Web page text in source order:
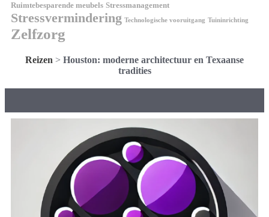
Ruimtebesparende meubels Stressmanagement
Stressvermindering Technologische vooruitgang Tuininrichting
Zelfzorg
Reizen > Houston: moderne architectuur en Texaanse
tradities